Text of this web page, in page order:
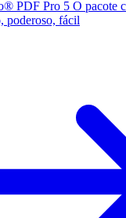
® PDF Pro 5 O pacote
fácil